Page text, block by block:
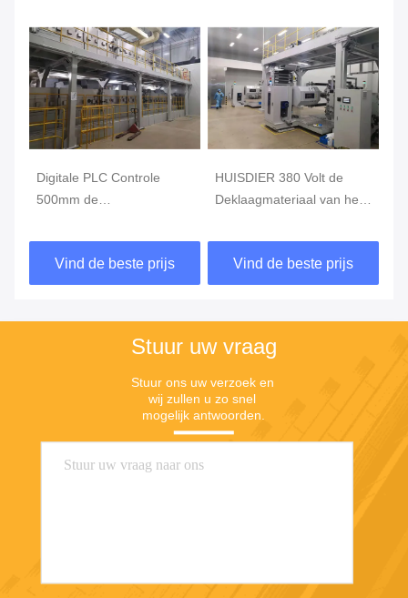
Digitale PLC Controle
500mm de
Micronweb, PE
Deklaagmachine
Vind de beste prijs
HUISDIER 380 Volt de
Deklaagmateriaal van het
Autocoater Machine
Vind de beste prijs
Stuur uw vraag
Stuur ons uw verzoek en
wij zullen u zo snel
mogelijk antwoorden.